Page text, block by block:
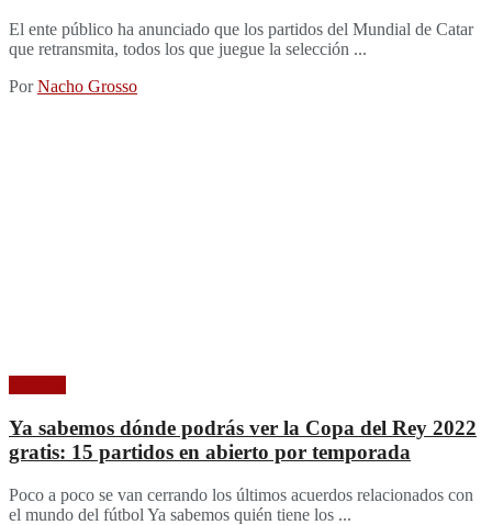
El ente público ha anunciado que los partidos del Mundial de Catar
que retransmita, todos los que juegue la selección ...
Por Nacho Grosso
Ya sabemos dónde podrás ver la Copa del Rey 2022
gratis: 15 partidos en abierto por temporada
Poco a poco se van cerrando los últimos acuerdos relacionados con
el mundo del fútbol Ya sabemos quién tiene los ...